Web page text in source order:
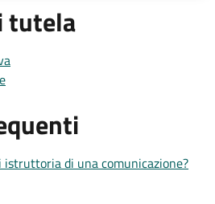
tutela
istruttoria di una comunicazione?